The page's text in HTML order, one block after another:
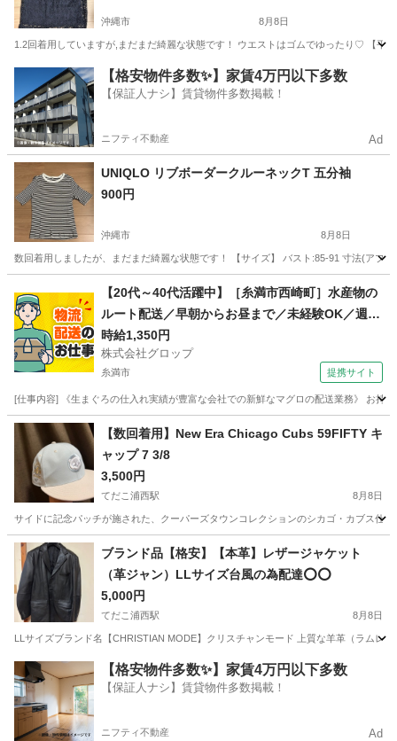
沖縄市 8月8日
1.2回着用していますが,まだまだ綺麗な状態です！ ウエストはゴムでゆったり♡ 【平
沖縄市 スカート
【格安物件多数✨】家賃4万円以下多数
【保証人ナシ】賃貸物件多数掲載！
ニフティ不動産 Ad
UNIQLO リブボーダークルーネックT 五分袖
900円
沖縄市 8月8日
数回着用しましたが、まだまだ綺麗な状態です！ 【サイズ】 バスト:85-91 寸法(アプ
Tシャツ
【20代～40代活躍中】［糸満市西崎町］水産物の
ルート配送／早朝からお昼まで／未経験OK／週休
2日／時給1,350円＋ガソリン代／正社員登用前提
時給1,350円
株式会社グロップ
糸満市 提携サイト
[仕事内容] 《生まぐろの仕入れ実績が豊富な会社での新鮮なマグロの配送業務》 お持
沖縄 糸満市 ドライバー
【数回着用】New Era Chicago Cubs 59FIFTY キ
ャップ 7 3/8
3,500円
てだこ浦西駅 8月8日
サイドに記念パッチが施された、クーパーズタウンコレクションのシカゴ・カブス仕
沖縄 宜野湾市 てだこ浦西駅 小物
ブランド品【格安】【本革】レザージャケット
（革ジャン）LLサイズ台風の為配達⭕️⭕️
5,000円
てだこ浦西駅 8月8日
LLサイズブランド名【CHRISTIAN MODE】クリスチャンモード 上質な羊革（ラムレ
沖縄 うるま市 てだこ浦西駅 ジャケット 革ジャン
【格安物件多数✨】家賃4万円以下多数
【保証人ナシ】賃貸物件多数掲載！
ニフティ不動産 Ad